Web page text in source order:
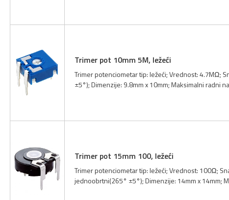
Trimer pot 10mm 5M, ležeći
Trimer potenciometar tip: ležeći; Vrednost: 4.7MΩ;
±5°); Dimenzije: 9.8mm x 10mm; Maksimalni radni
Trimer pot 15mm 100, ležeći
Trimer potenciometar tip: ležeći; Vrednost: 100Ω;
jednoobrtni(265° ±5°); Dimenzije: 14mm x 14mm;